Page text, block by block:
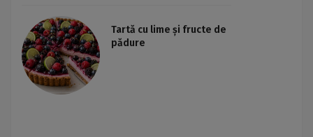
Tartă cu lime și fructe de
pădure